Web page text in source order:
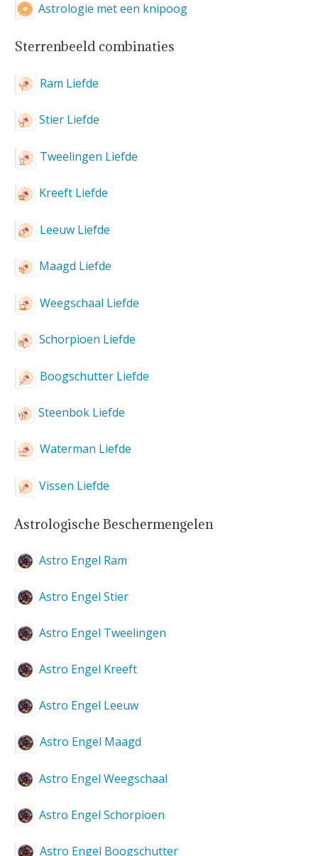
Astrologie met een knipoog
Sterrenbeeld combinaties
Ram Liefde
Stier Liefde
Tweelingen Liefde
Kreeft Liefde
Leeuw Liefde
Maagd Liefde
Weegschaal Liefde
Schorpioen Liefde
Boogschutter Liefde
Steenbok Liefde
Waterman Liefde
Vissen Liefde
Astrologische Beschermengelen
Astro Engel Ram
Astro Engel Stier
Astro Engel Tweelingen
Astro Engel Kreeft
Astro Engel Leeuw
Astro Engel Maagd
Astro Engel Weegschaal
Astro Engel Schorpioen
Astro Engel Boogschutter